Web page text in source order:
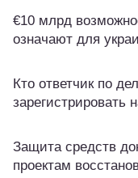
€10 млрд
означают для
Кто ответчик по
зарегистрировать
Защита средств
проектам